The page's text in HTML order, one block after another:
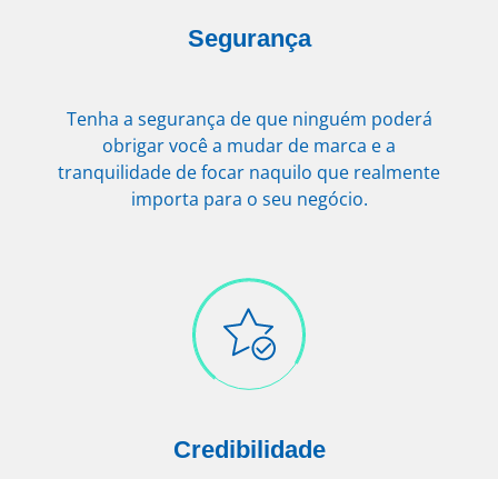
Segurança
Tenha a segurança de que ninguém poderá
obrigar você a mudar de marca e a
tranquilidade de focar naquilo que realmente
importa para o seu negócio.
Credibilidade